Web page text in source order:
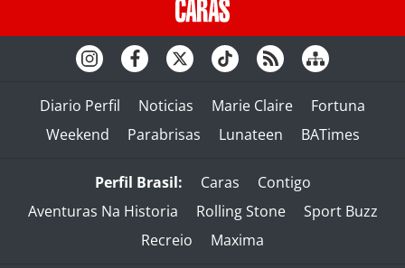
Diario Perfil Noticias Marie Claire
Fortuna
Weekend
Parabrisas Lunateen BATimes
Perfil Brasil: Caras
Contigo
Aventuras Na Historia
Rolling Stone
Sport Buzz
Recreio
Maxima